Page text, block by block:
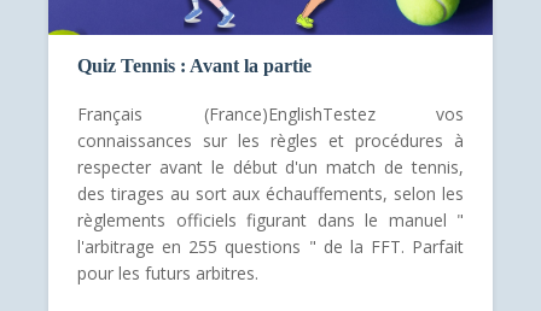
Quiz Tennis : Avant la partie
Français (France)EnglishTestez vos
connaissances sur les règles et procédures à
respecter avant le début d'un match de tennis,
des tirages au sort aux échauffements, selon les
règlements officiels figurant dans le manuel "
l'arbitrage en 255 questions " de la FFT. Parfait
pour les futurs arbitres.